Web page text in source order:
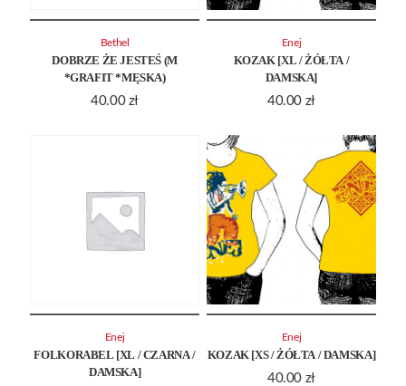
DOBRZE ŻE JESTEŚ (M
*GRAFIT *MĘSKA)
40.00 zł
Bethel
KOZAK [XL / ŻÓŁTA /
DAMSKA]
40.00 zł
Enej
FOLKORABEL [XL / CZARNA /
DAMSKA]
Enej
KOZAK [XS / ŻÓŁTA / DAMSKA]
40.00 zł
Enej